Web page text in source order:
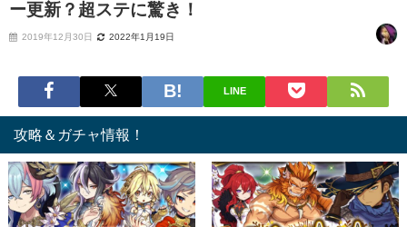
ー更新？超ステに驚き！
2019年12月30日 2022年1月19日
LINE
攻略＆ガチャ情報！